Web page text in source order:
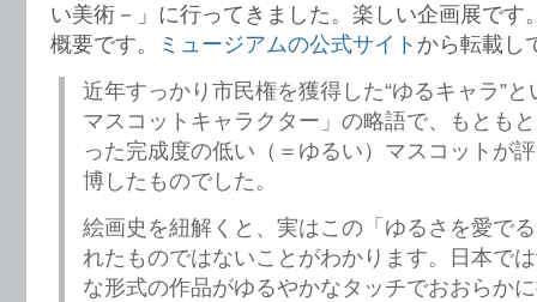
い美術－」に行ってきました。楽しい企画展です
概要です。
ミュージアムの公式サイト から転載し
近年すっかり市民権を獲得した“ゆるキャラ”
マスコットキャラクター」の略語で、もとも
った完成度の低い（＝ゆるい）マスコットが
博したものでした。
絵画史を紐解くと、実はこの「ゆるさを愛で
れたものではないことがわかります。日本で
な形式の作品がゆるやかなタッチでおおらか